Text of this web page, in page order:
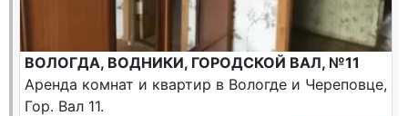
ВОЛОГДА, ВОДНИКИ, ГОРОДСКОЙ ВАЛ, №11
Аренда комнат и квартир в Вологде и Череповце,
Гор. Вал 11.